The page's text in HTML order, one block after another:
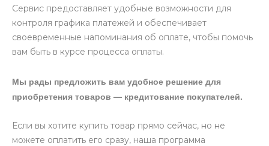
Сервис предоставляет удобные возможности для
контроля графика платежей и обеспечивает
своевременные напоминания об оплате, чтобы помочь
вам быть в курсе процесса оплаты.
Мы рады предложить вам удобное решение для
приобретения товаров — кредитование покупателей.
Если вы хотите купить товар прямо сейчас, но не
можете оплатить его сразу, наша программа